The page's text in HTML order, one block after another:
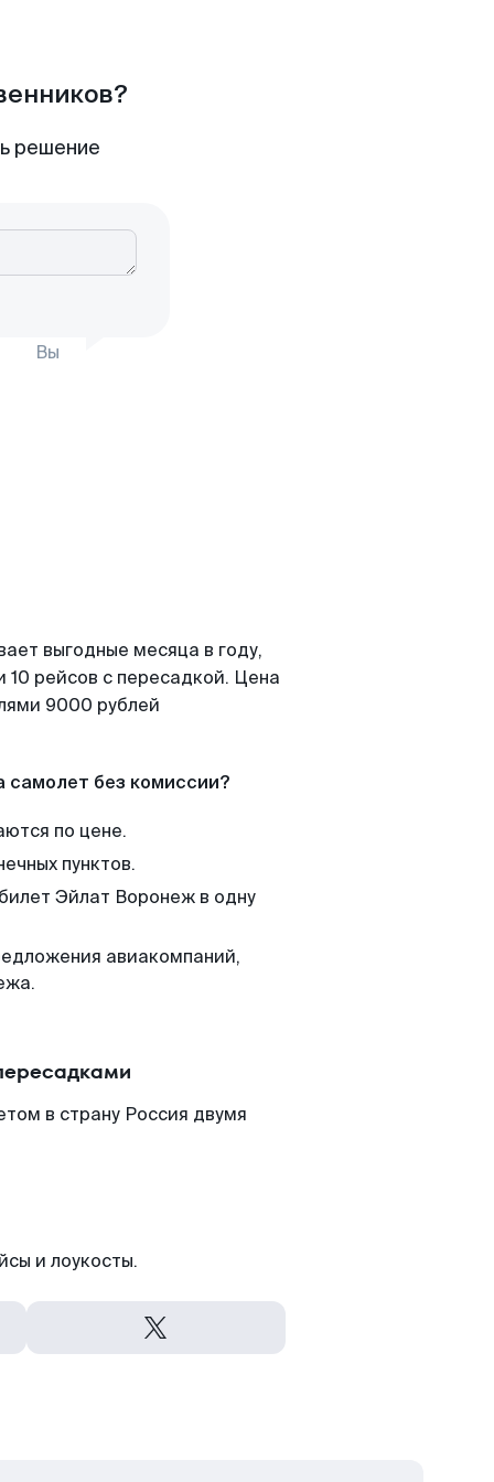
решение
Вы
выгодные месяца в году,
рейсов с пересадкой. Цена
9000 рублей
самолет без комиссии?
по цене.
пунктов.
Эйлат Воронеж в одну
авиакомпаний,
в страну Россия двумя
и лоукосты.